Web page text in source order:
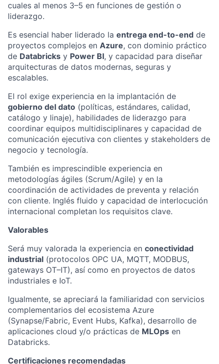
cuales al menos 3–5 en funciones de gestión o
liderazgo.
Es esencial haber liderado la entrega end-to-end de
proyectos complejos en Azure, con dominio práctico
de Databricks y Power BI, y capacidad para diseñar
arquitecturas de datos modernas, seguras y
escalables.
El rol exige experiencia en la implantación de
gobierno del dato (políticas, estándares, calidad,
catálogo y linaje), habilidades de liderazgo para
coordinar equipos multidisciplinares y capacidad de
comunicación ejecutiva con clientes y stakeholders de
negocio y tecnología.
También es imprescindible experiencia en
metodologías ágiles (Scrum/Agile) y en la
coordinación de actividades de preventa y relación
con cliente. Inglés fluido y capacidad de interlocución
internacional completan los requisitos clave.
Valorables
Será muy valorada la experiencia en conectividad
industrial (protocolos OPC UA, MQTT, MODBUS,
gateways OT–IT), así como en proyectos de datos
industriales e IoT.
Igualmente, se apreciará la familiaridad con servicios
complementarios del ecosistema Azure
(Synapse/Fabric, Event Hubs, Kafka), desarrollo de
aplicaciones cloud y/o prácticas de MLOps en
Databricks.
Certificaciones recomendadas